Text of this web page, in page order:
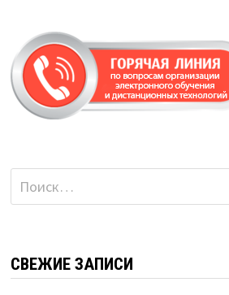
Найти:
СВЕЖИЕ ЗАПИСИ